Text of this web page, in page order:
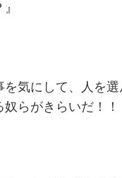
を気にして、人を選
らがきらいだ！！